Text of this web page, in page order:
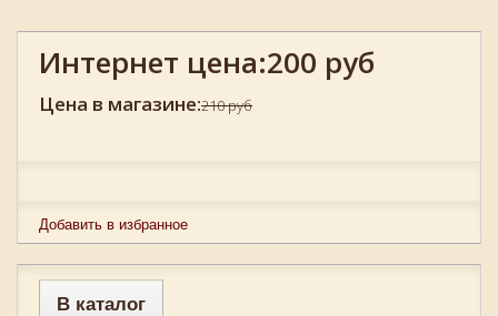
Интернет цена:200 руб
Цена в магазине:210 руб
Добавить в избранное
В каталог